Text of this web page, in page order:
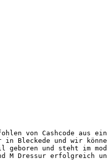
von Cashcode aus
in Bleckede und wir
und steht im
M Dressur erfolgreich